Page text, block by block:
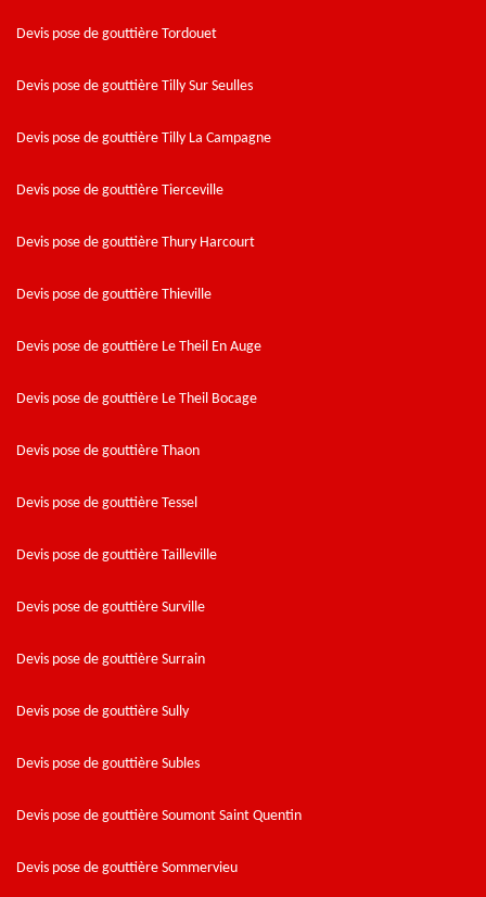
Devis pose de gouttière Tordouet
Devis pose de gouttière Tilly Sur Seulles
Devis pose de gouttière Tilly La Campagne
Devis pose de gouttière Tierceville
Devis pose de gouttière Thury Harcourt
Devis pose de gouttière Thieville
Devis pose de gouttière Le Theil En Auge
Devis pose de gouttière Le Theil Bocage
Devis pose de gouttière Thaon
Devis pose de gouttière Tessel
Devis pose de gouttière Tailleville
Devis pose de gouttière Surville
Devis pose de gouttière Surrain
Devis pose de gouttière Sully
Devis pose de gouttière Subles
Devis pose de gouttière Soumont Saint Quentin
Devis pose de gouttière Sommervieu